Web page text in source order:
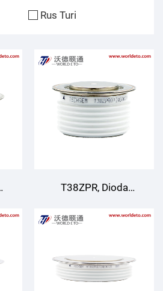
Rus Turi
T38ZPR, Dioda